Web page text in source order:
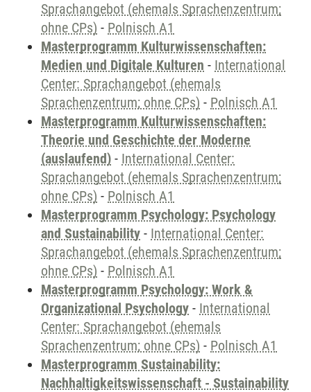
Sprachangebot (ehemals Sprachenzentrum;
ohne CPs) - Polnisch A1
Masterprogramm Kulturwissenschaften:
Medien und Digitale Kulturen - International
Center: Sprachangebot (ehemals
Sprachenzentrum; ohne CPs) - Polnisch A1
Masterprogramm Kulturwissenschaften:
Theorie und Geschichte der Moderne
(auslaufend) - International Center:
Sprachangebot (ehemals Sprachenzentrum;
ohne CPs) - Polnisch A1
Masterprogramm Psychology: Psychology
and Sustainability - International Center:
Sprachangebot (ehemals Sprachenzentrum;
ohne CPs) - Polnisch A1
Masterprogramm Psychology: Work &
Organizational Psychology - International
Center: Sprachangebot (ehemals
Sprachenzentrum; ohne CPs) - Polnisch A1
Masterprogramm Sustainability:
Nachhaltigkeitswissenschaft - Sustainability